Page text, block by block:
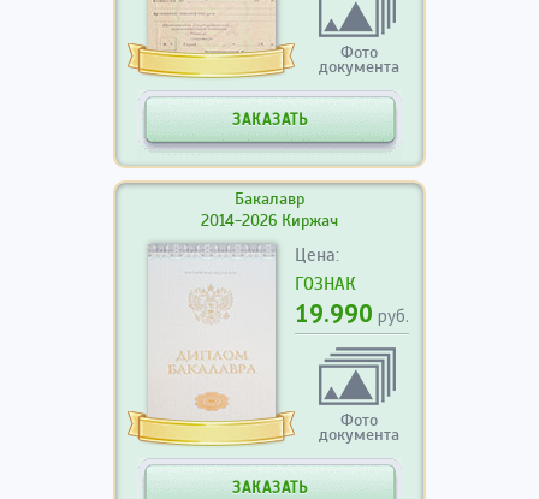
Фото
документа
ЗАКАЗАТЬ
Бакалавр
2014-2026 Киржач
Цена:
ГОЗНАК
19.990 руб.
Фото
документа
ЗАКАЗАТЬ